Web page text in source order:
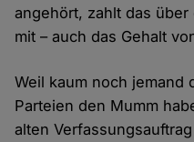
angehört, zahlt das
mit – auch das Gehalt
Weil kaum noch jemand
Parteien den Mumm
alten